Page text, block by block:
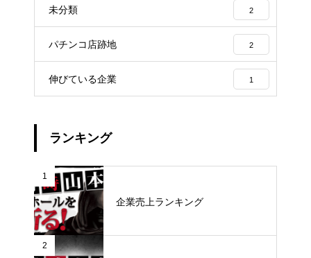
未分類 2
パチンコ店跡地 2
伸びている企業 1
ランキング
1
企業売上ランキング
2